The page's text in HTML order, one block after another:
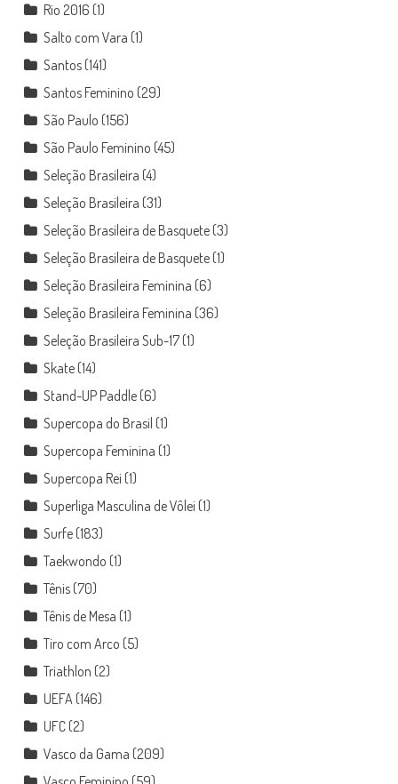
Rio 2016 (1)
Salto com Vara (1)
Santos(141)
Santos Feminino (29)
São Paulo (156)
São Paulo Feminino (45)
Seleção Brasileira (4)
Seleção Brasileira (31)
Seleção Brasileira de Basquete(3)
Seleção Brasileira de Basquete(1)
Seleção Brasileira Feminina (6)
Seleção Brasileira Feminina (36)
Seleção Brasileira Sub-17(1)
Skate(14)
Stand-UP Paddle(6)
Supercopa do Brasil (1)
Supercopa Feminina (1)
Supercopa Rei (1)
Superliga Masculina de Vôlei (1)
Surfe(183)
Taekwondo (1)
Tênis(70)
Tênis de Mesa (1)
Tiro com Arco (5)
Triathlon (2)
UEFA(146)
UFC(2)
Vasco da Gama (209)